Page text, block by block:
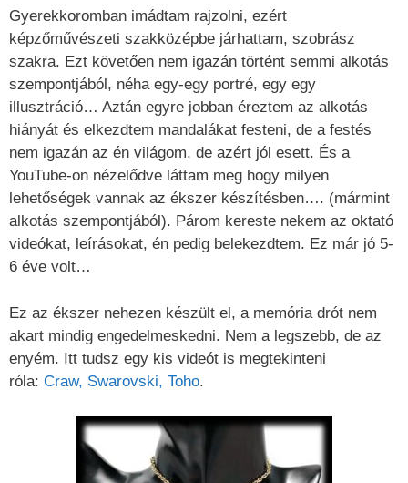
Gyerekkoromban imádtam rajzolni, ezért
képzőművészeti szakközépbe járhattam, szobrász
szakra. Ezt követően nem igazán történt semmi alkotás
szempontjából, néha egy-egy portré, egy egy
illusztráció… Aztán egyre jobban éreztem az alkotás
hiányát és elkezdtem mandalákat festeni, de a festés
nem igazán az én világom, de azért jól esett. És a
YouTube-on nézelődve láttam meg hogy milyen
lehetőségek vannak az ékszer készítésben…. (mármint
alkotás szempontjából). Párom kereste nekem az oktató
videókat, leírásokat, én pedig belekezdtem. Ez már jó 5-
6 éve volt…
Ez az ékszer nehezen készült el, a memória drót nem
akart mindig engedelmeskedni. Nem a legszebb, de az
enyém. Itt tudsz egy kis videót is megtekinteni
róla: Craw, Swarovski, Toho.